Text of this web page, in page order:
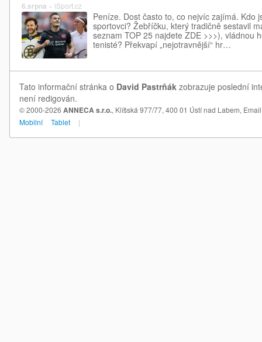
6.srpna » iSport.cz
Peníze. Dost často to, co nejvíc zajímá. Kdo
sportovci? Žebříčku, který tradičně sestavil
seznam TOP 25 najdete ZDE >>>), vládnou
tenisté? Překvapí „nejotravnější“ hr…
Tato informační stránka o David Pastrňák zobrazuje poslední
není redigován.
© 2000-2026 ANNECA s.r.o., Klíšská 977/77, 400 01 Ústí nad Labem,
Mobilní
Tablet |